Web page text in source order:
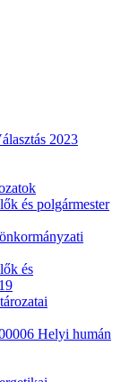
2023
és polgármester
és
Helyi humán